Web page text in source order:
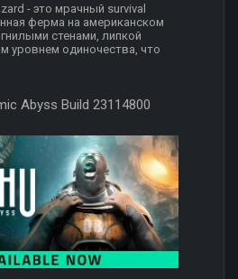
- это мрачный survival
ферма на американском
стенами, липкой
уровнем одиночества, что
Abyss Build 23114800